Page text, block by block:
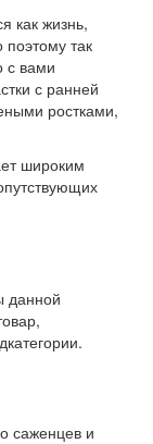
как жизнь,
так
с вами
с ранней
ростками,
широким
данной
саженцев и